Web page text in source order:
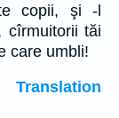
copii, şi -l
cîrmuitorii tăi
care umbli!